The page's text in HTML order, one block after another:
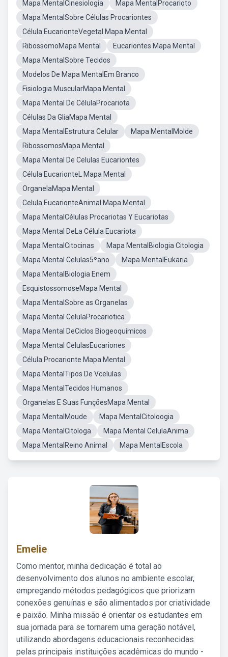
Mapa MentalCinesiologia
Mapa MentalProcarioto
Mapa MentalSobre Células Procariontes
Célula EucarionteVegetal Mapa Mental
RibossomoMapa Mental
Eucariontes Mapa Mental
Mapa MentalSobre Tecidos
Modelos De Mapa MentalEm Branco
Fisiologia MuscularMapa Mental
Mapa Mental De CélulaProcariota
Células Da GliaMapa Mental
Mapa MentalEstrutura Celular
Mapa MentalMolde
RibossomosMapa Mental
Mapa Mental De Celulas Eucariontes
Célula EucarionteL Mapa Mental
OrganelaMapa Mental
Celula EucarionteAnimal Mapa Mental
Mapa MentalCélulas Procariotas Y Eucariotas
Mapa Mental DeLa Célula Eucariota
Mapa MentalCitocinas
Mapa MentalBiologia Citologia
Mapa Mental Celulas5ºano
Mapa MentalEukaria
Mapa MentalBiologia Enem
EsquistossomoseMapa Mental
Mapa MentalSobre as Organelas
Mapa Mental CelulaProcariotica
Mapa Mental DeCiclos Biogeoquímicos
Mapa Mental CelulasEucariones
Célula Procarionte Mapa Mental
Mapa MentalTipos De Vcelulas
Mapa MentalTecidos Humanos
Organelas E Suas FunçõesMapa Mental
Mapa MentalMoude
Mapa MentalCitoloogia
Mapa MentalCitologa
Mapa Mental CelulaAnima
Mapa MentalReino Animal
Mapa MentalEscola
Emelie
Como mentor, minha dedicação é total ao
desenvolvimento dos alunos no ambiente escolar,
empregando métodos pedagógicos que priorizam
conexões genuínas e são alimentados por criatividade
e paixão. Minha missão é orientar os estudantes em
sua jornada para se tornarem uma geração notável,
utilizando abordagens educacionais reconhecidas
pelas principais instituições acadêmicas do mundo -